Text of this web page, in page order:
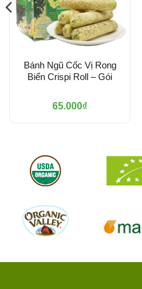
Bánh Ngũ Cốc Vị Rong
Biển Crispi Roll – Gói
65.000₫